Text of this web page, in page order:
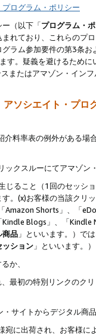
ログラム・ポリシー
（以下「プログラム・
れており、これらのプ
ラム参加要件の第3条
す。疑義を避けるため
またはアマゾン・イン
アソシエイト・プロ
介料率表の例外がある
ックスルーにてアマゾン
じること（1回のセッシ
。(x)お客様の当該ク
Amazon Shorts」、「
Kindle Blogs」、「
商品 」といいます。）で
ッション 」といいます。
か、
最初の特別リンクのク
サイトからデジタル
に出荷され、お客様